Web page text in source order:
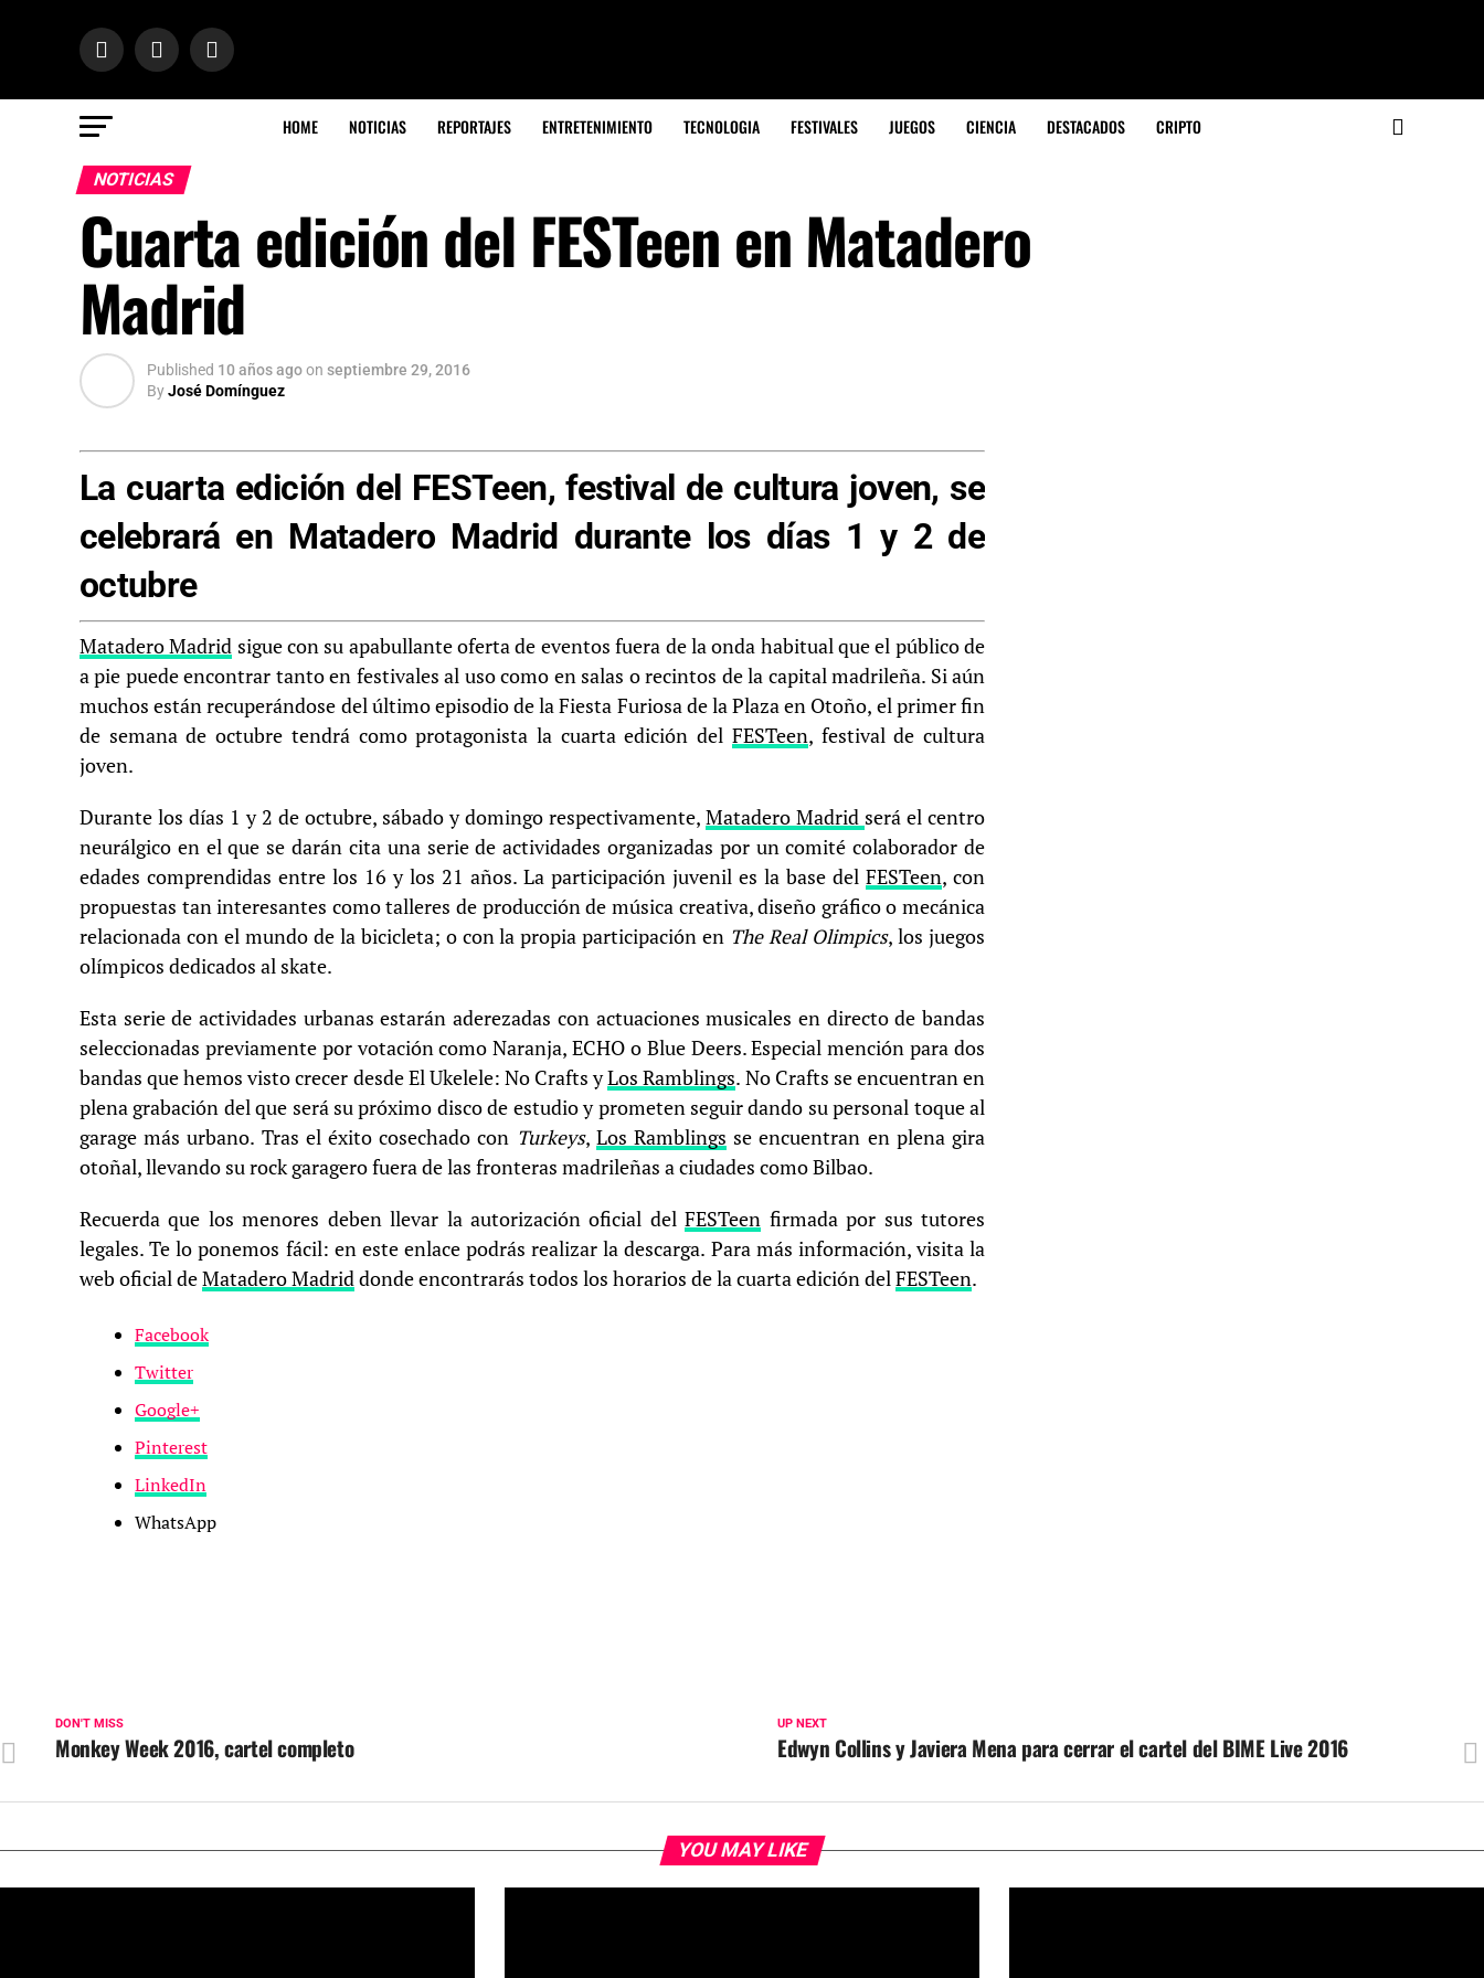
HOME NOTICIAS REPORTAJES ENTRETENIMIENTO TECNOLOGIA FESTIVALES JUEGOS CIENCIA DESTACADOS CRIPTO
NOTICIAS
Cuarta edición del FESTeen en Matadero
Madrid
Published 10 años agoon septiembre 29, 2016
ByJosé Domínguez
La cuarta edición del FESTeen, festival de cultura joven, se
celebrará en Matadero Madrid durante los días 1 y 2 de
octubre
Matadero Madrid sigue con su apabullante oferta de eventos fuera de la onda habitual que el público de
a pie puede encontrar tanto en festivales al uso como en salas o recintos de la capital madrileña. Si aún
muchos están recuperándose del último episodio de la Fiesta Furiosa de la Plaza en Otoño, el primer fin
de semana de octubre tendrá como protagonista la cuarta edición del FESTeen, festival de cultura
joven.
Durante los días 1 y 2 de octubre, sábado y domingo respectivamente, Matadero Madrid será el centro
neurálgico en el que se darán cita una serie de actividades organizadas por un comité colaborador de
edades comprendidas entre los 16 y los 21 años. La participación juvenil es la base del FESTeen, con
propuestas tan interesantes como talleres de producción de música creativa, diseño gráfico o mecánica
relacionada con el mundo de la bicicleta; o con la propia participación en The Real Olimpics, los juegos
olímpicos dedicados al skate.
Esta serie de actividades urbanas estarán aderezadas con actuaciones musicales en directo de bandas
seleccionadas previamente por votación como Naranja, ECHO o Blue Deers. Especial mención para dos
bandas que hemos visto crecer desde El Ukelele: No Crafts yLos Ramblings. No Crafts se encuentran en
plena grabación del que será su próximo disco de estudio y prometen seguir dando su personal toque al
garage más urbano. Tras el éxito cosechado con Turkeys, Los Ramblings se encuentran en plena gira
otoñal, llevando su rock garagero fuera de las fronteras madrileñas a ciudades como Bilbao.
Recuerda que los menores deben llevar la autorización oficial delFESTeen firmada por sus tutores
legales. Te lo ponemos fácil: en este enlace podrás realizar la descarga. Para más información, visita la
web oficial deMatadero Madriddonde encontrarás todos los horarios de la cuarta edición delFESTeen.
Facebook
Twitter
Google+
Pinterest
LinkedIn
WhatsApp
UP NEXT
Edwyn Collins y Javiera Mena para cerrar el cartel del BIME Live 2016
DON'T MISS
Monkey Week 2016, cartel completo
YOU MAY LIKE